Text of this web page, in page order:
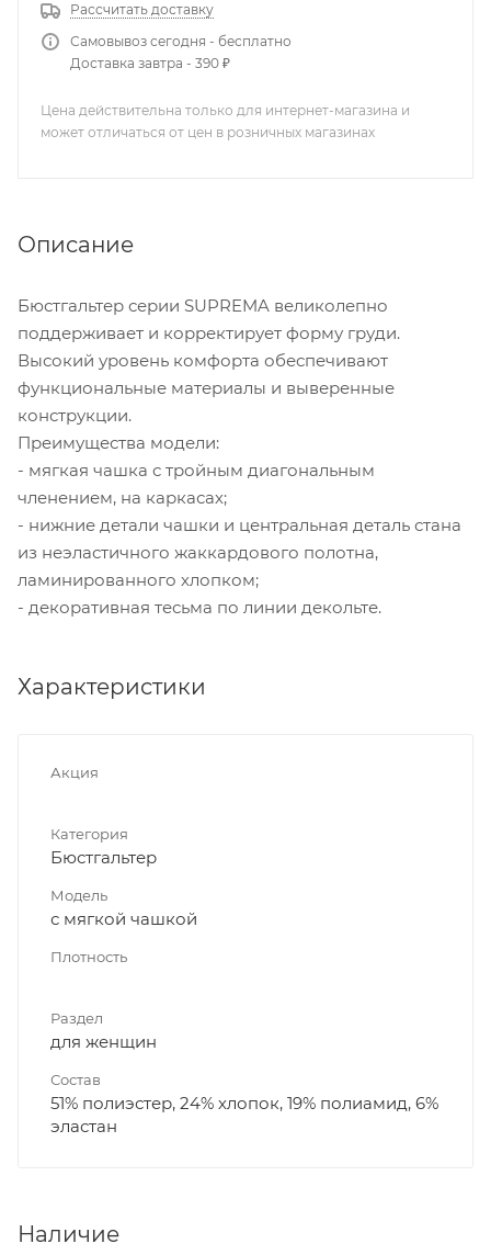
Рассчитать доставку
Самовывоз сегодня - бесплатно
Доставка завтра - 390 ₽
Цена действительна только для интернет-магазина и
может отличаться от цен в розничных магазинах
Описание
Бюстгальтер серии SUPREMA великолепно
поддерживает и корректирует форму груди.
Высокий уровень комфорта обеспечивают
функциональные материалы и выверенные
конструкции.
Преимущества модели:
- мягкая чашка с тройным диагональным
членением, на каркасах;
- нижние детали чашки и центральная деталь стана
из неэластичного жаккардового полотна,
ламинированного хлопком;
- декоративная тесьма по линии декольте.
Характеристики
Акция
Категория
Бюстгальтер
Модель
с мягкой чашкой
Плотность
Раздел
для женщин
Состав
51% полиэстер, 24% хлопок, 19% полиамид, 6%
эластан
Наличие